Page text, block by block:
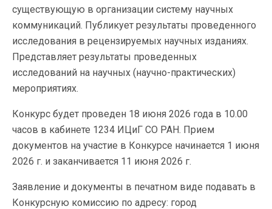
существующую в организации систему научных
коммуникаций. Публикует результаты проведенного
исследования в рецензируемых научных изданиях.
Представляет результаты проведенных
исследований на научных (научно-практических)
мероприятиях.
Конкурс будет проведен 18 июня 2026 года в 10.00
часов в кабинете 1234 ИЦиГ СО РАН. Прием
документов на участие в Конкурсе начинается 1 июня
2026 г. и заканчивается 11 июня 2026 г.
Заявление и документы в печатном виде подавать в
Конкурсную комиссию по адресу: город